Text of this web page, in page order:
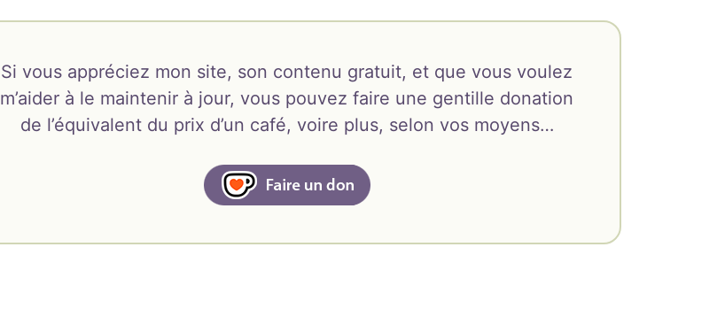
Si vous appréciez mon site, son contenu gratuit, et que vous voulez
m’aider à le maintenir à jour, vous pouvez faire une gentille donation
de l’équivalent du prix d’un café, voire plus, selon vos moyens…